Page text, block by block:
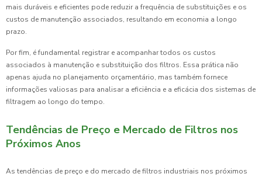
mais duráveis e eficientes pode reduzir a frequência de substituições e os
custos de manutenção associados, resultando em economia a longo
prazo.
Por fim, é fundamental registrar e acompanhar todos os custos
associados à manutenção e substituição dos filtros. Essa prática não
apenas ajuda no planejamento orçamentário, mas também fornece
informações valiosas para analisar a eficiência e a eficácia dos sistemas de
filtragem ao longo do tempo.
Tendências de Preço e Mercado de Filtros nos
Próximos Anos
As tendências de preço e do mercado de filtros industriais nos próximos